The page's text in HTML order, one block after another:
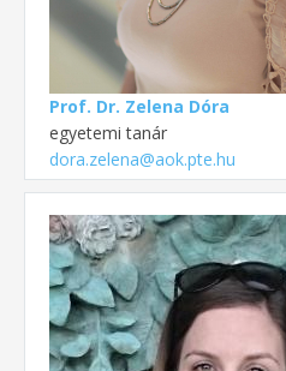
Prof. Dr. Zelena Dóra
egyetemi tanár
dora.zelena@aok.pte.hu